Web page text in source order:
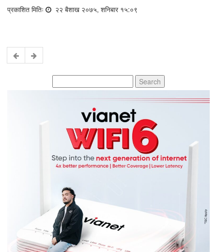
प्रकाशित मितिः २२ बैशाख २०७५, शनिबार १५:०९
for: